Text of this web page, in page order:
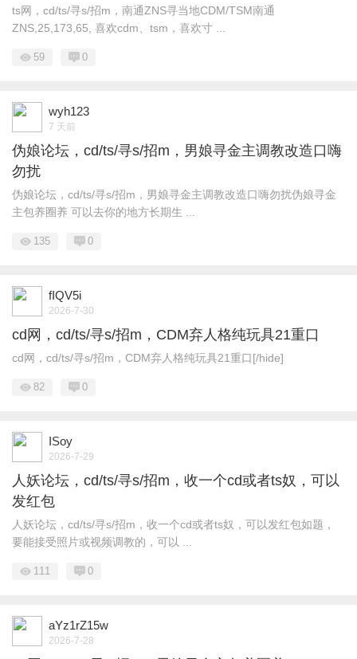
ts网，cd/ts/寻s/招m，南通ZNS寻当地CDM/TSM南通
ZNS,25,173,65, 喜欢cdm、tsm，喜欢寸 ...
59 0
wyh123
7 天前
伪娘论坛，cd/ts/寻s/招m，男娘寻金主调教改造口嗨
勿扰
伪娘论坛，cd/ts/寻s/招m，男娘寻金主调教改造口嗨勿扰伪娘寻金
主包养圈养 可以去你的地方长期生 ...
135 0
fIQV5i
2026-7-30
cd网，cd/ts/寻s/招m，CDM弃人格纯玩具21重口
cd网，cd/ts/寻s/招m，CDM弃人格纯玩具21重口[/hide]
82 0
ISoy
2026-7-29
人妖论坛，cd/ts/寻s/招m，收一个cd或者ts奴，可以
发红包
人妖论坛，cd/ts/寻s/招m，收一个cd或者ts奴，可以发红包如题，
要能接受照片或视频调教的，可以 ...
111 0
aYz1rZ15w
2026-7-28